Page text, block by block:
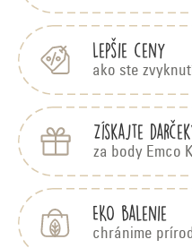
Lepšie ceny
ako ste
Získajte
za body Emco
EKO balenie
chránime